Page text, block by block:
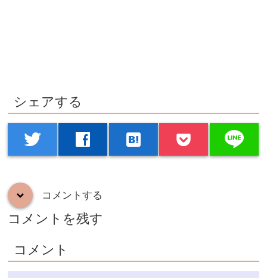
シェアする
twitter facebook hatenabookmark line
down コメントする
コメントを残す
コメント